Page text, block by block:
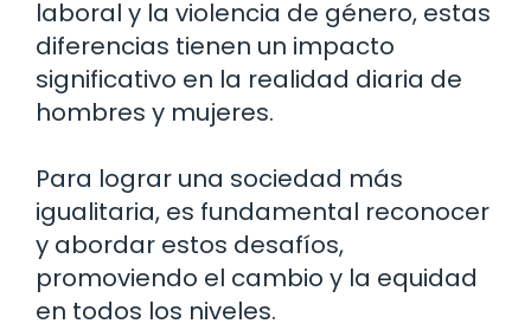
laboral y la violencia de género, estas
diferencias tienen un impacto
significativo en la realidad diaria de
hombres y mujeres.
Para lograr una sociedad más
igualitaria, es fundamental reconocer
y abordar estos desafíos,
promoviendo el cambio y la equidad
en todos los niveles.